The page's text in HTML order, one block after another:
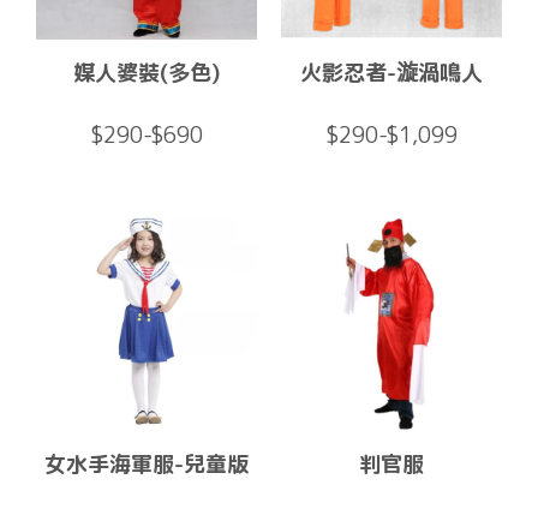
媒人婆裝(多色)
$290-$690
火影忍者-漩渦鳴人
$290-$1,099
女水手海軍服-兒童版 判官服